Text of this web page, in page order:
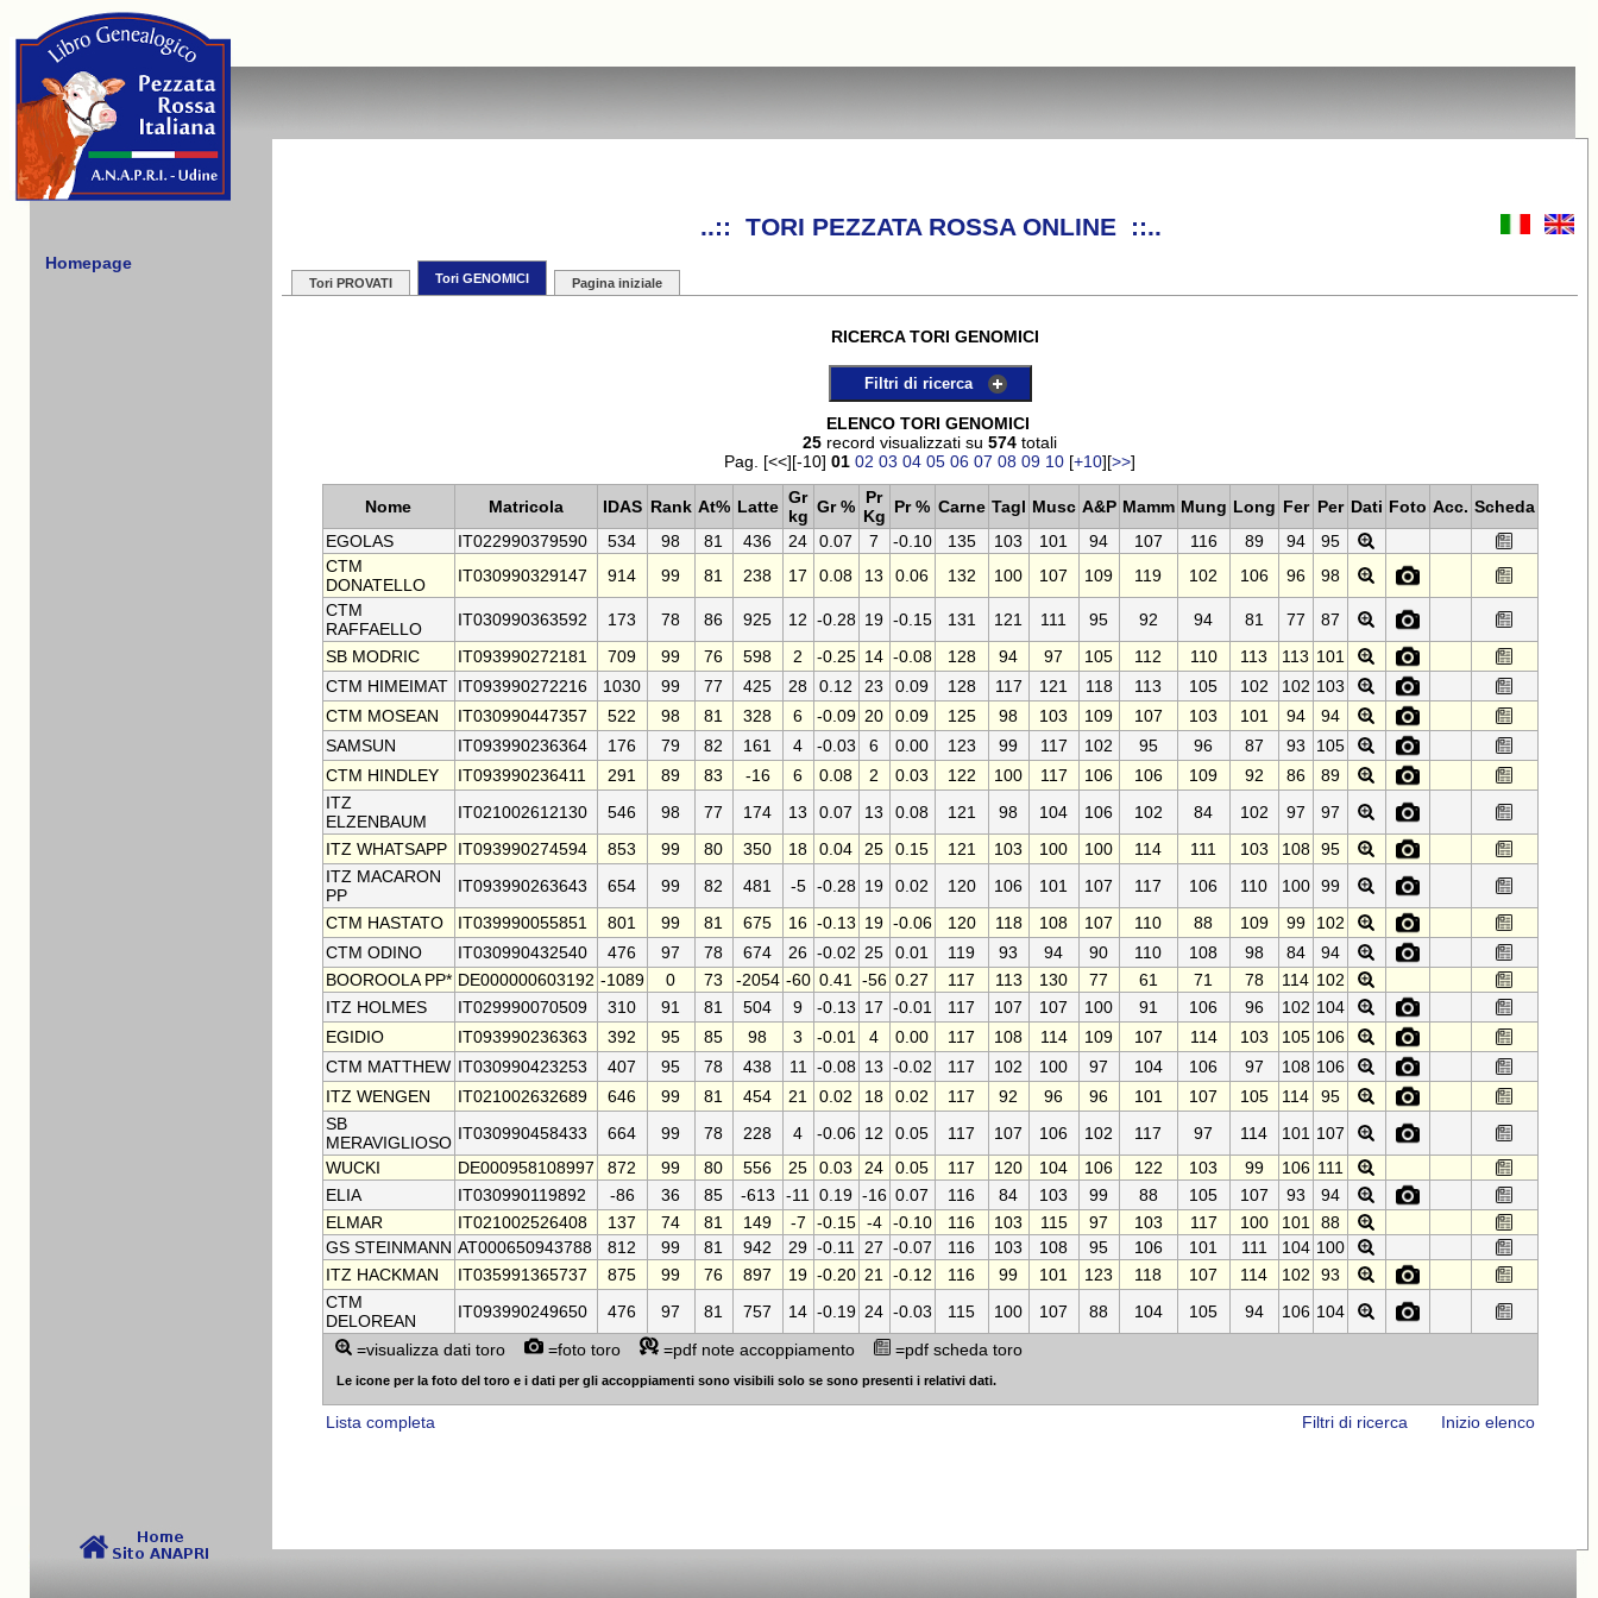
Homepage
..:: TORI PEZZATA ROSSA ONLINE ::..
Tori PROVATI Tori GENOMICI Pagina iniziale
RICERCA TORI GENOMICI
Filtri di ricerca
ELENCO TORI GENOMICI
25 record visualizzati su 574 totali
Pag. [<<][-10] 01 02 03 04 05 06 07 08 09 10 [+10][>>]
Nome Matricola IDAS Rank At% Latte Gr
kg Gr %
Pr
Kg Pr % Carne Tagl Musc A&P Mamm Mung Long Fer Per Dati Foto Acc. Scheda
EGOLAS
IT022990379590 534 98 81 436 24 0.07 7 -0.10 135 103 101 94 107 116 89 94
95
CTM
DONATELLO
IT030990329147 914 99 81 238 17 0.08 13 0.06 132 100 107 109 119 102 106 96
98
CTM
RAFFAELLO
IT030990363592 173 78 86 925 12 -0.28 19 -0.15 131 121 111 95 92 94 81 77
87
SB MODRIC
IT093990272181 709 99 76 598 2 -0.25 14 -0.08 128 94 97 105 112 110 113 113 101
CTM HIMEIMAT IT093990272216 1030 99 77 425 28 0.12 23 0.09 128 117 121 118 113 105 102 102 103
CTM MOSEAN
IT030990447357 522 98 81 328 6 -0.09 20 0.09 125 98 103 109 107 103 101 94
94
SAMSUN
IT093990236364 176 79 82 161 4 -0.03 6 0.00 123 99 117 102 95 96 87 93
105
CTM HINDLEY
IT093990236411 291 89 83 -16 6 0.08 2 0.03 122 100 117 106 106 109 92 86
89
ITZ
ELZENBAUM
IT021002612130 546 98 77 174 13 0.07 13 0.08 121 98 104 106 102 84 102 97
97
ITZ WHATSAPP
IT093990274594 853 99 80 350 18 0.04 25 0.15 121 103 100 100 114 111 103 108 95
ITZ MACARON
PP
IT093990263643 654 99 82 481 -5 -0.28 19 0.02 120 106 101 107 117 106 110 100 99
CTM HASTATO
IT039990055851 801 99 81 675 16 -0.13 19 -0.06 120 118 108 107 110 88 109 99
102
CTM ODINO
IT030990432540 476 97 78 674 26 -0.02 25 0.01 119 93 94 90 110 108 98 84
94
BOOROOLA PP* DE000000603192 -1089 0 73 -2054 -60 0.41 -56 0.27 117 113 130 77 61 71 78 114 102
ITZ HOLMES
IT029990070509 310 91 81 504 9 -0.13 17 -0.01 117 107 107 100 91 106 96 102 104
EGIDIO
IT093990236363 392 95 85 98 3 -0.01 4 0.00 117 108 114 109 107 114 103 105 106
CTM MATTHEW IT030990423253 407 95 78 438 11 -0.08 13 -0.02 117 102 100 97 104 106 97 108 106
ITZ WENGEN
IT021002632689 646 99 81 454 21 0.02 18 0.02 117 92 96 96 101 107 105 114
95
SB
MERAVIGLIOSO IT030990458433 664 99 78 228 4 -0.06 12 0.05 117 107 106 102 117 97 114 101 107
WUCKI
DE000958108997 872 99 80 556 25 0.03 24 0.05 117 120 104 106 122 103 99 106 111
ELIA
IT030990119892 -86 36 85 -613 -11 0.19 -16 0.07 116 84 103 99 88 105 107 93
94
ELMAR
IT021002526408 137 74 81 149 -7 -0.15 -4 -0.10 116 103 115 97 103 117 100 101
88
GS STEINMANN AT000650943788 812 99 81 942 29 -0.11 27 -0.07 116 103 108 95 106 101 111 104 100
ITZ HACKMAN
IT035991365737 875 99 76 897 19 -0.20 21 -0.12 116 99 101 123 118 107 114 102
93
CTM
DELOREAN
IT093990249650 476 97 81 757 14 -0.19 24 -0.03 115 100 107 88 104 105 94 106 104
=visualizza dati toro
=foto toro =pdf note accoppiamento =pdf scheda toro
Le icone per la foto del toro e i dati per gli accoppiamenti sono visibili solo se sono presenti i relativi dati.
Lista completa Filtri di ricerca Inizio elenco